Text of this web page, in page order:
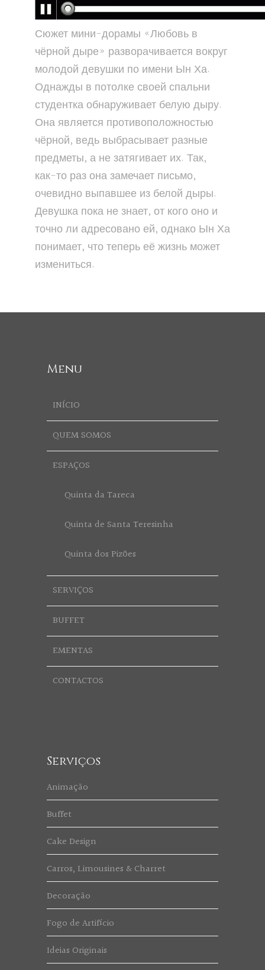
Сюжет мини-дорамы «Любовь в
чёрной дыре» разворачивается вокруг
молодой девушки по имени Ын Ха.
Однажды в потолке своей спальни
студентка обнаруживает белую дыру.
Она является противоположностью
чёрной, ведь выбрасывает разные
предметы, а не затягивает их. Так,
как-то раз она замечает письмо,
очевидно выпавшее из белой дыры.
Девушка пока не знает, от кого оно и
точно ли адресовано ей, однако Ын Ха
понимает, что теперь её жизнь может
измениться.
Menu
INÍCIO
QUEM SOMOS
ESPAÇOS
Quinta da Tareca
Quinta de Santa Teresinha
Quinta dos Pizões
SERVIÇOS
BUFFET
EMENTAS
CONTACTOS
Serviços
Animação
Buffet
Cake Design
Carros, Limousines & Charret
Decoração
Fogo de Artifício
Ideias Originais